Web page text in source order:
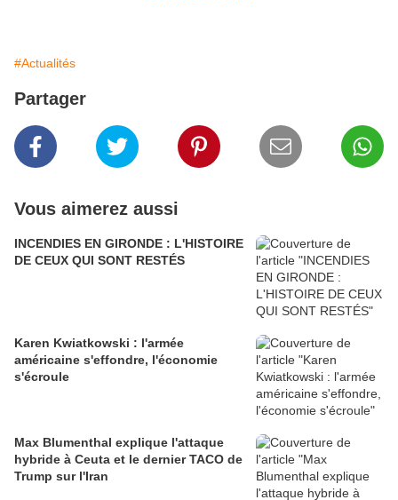
#Actualités
Partager
Vous aimerez aussi
INCENDIES EN GIRONDE : L'HISTOIRE
DE CEUX QUI SONT RESTÉS
Karen Kwiatkowski : l'armée
américaine s'effondre, l'économie
s'écroule
Max Blumenthal explique l'attaque
hybride à Ceuta et le dernier TACO de
Trump sur l'Iran